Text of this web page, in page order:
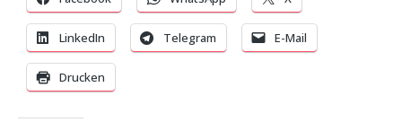
LinkedIn Telegram E-Mail
Drucken